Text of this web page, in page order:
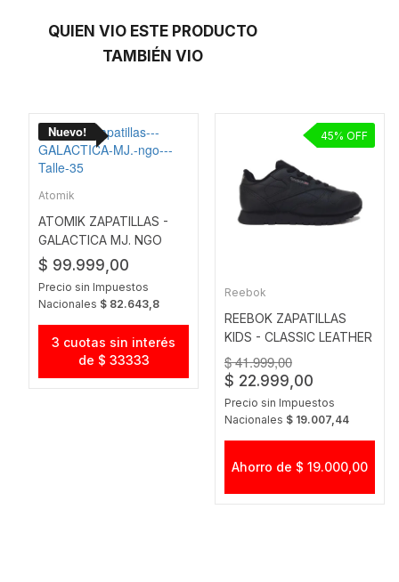
QUIEN VIO ESTE PRODUCTO
TAMBIÉN VIO
Atomik
ATOMIK ZAPATILLAS -
GALACTICA MJ. NGO
$ 99.999,00
Precio sin Impuestos
Nacionales $ 82.643,8
3 cuotas sin interés
de $ 33333
Reebok
REEBOK ZAPATILLAS
KIDS - CLASSIC LEATHER
NEGRO
$ 41.999,00
$ 22.999,00
Precio sin Impuestos
Nacionales $ 19.007,44
45
Ahorro de $ 19.000,00